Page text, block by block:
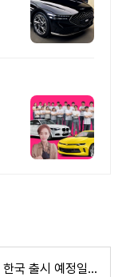
2024 혼다 WR-V 공개, 한국 출시 예정일은? 가격 제원 연비